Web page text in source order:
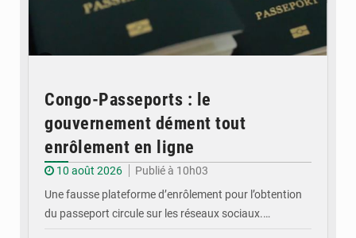
Congo-Passeports : le
gouvernement dément tout
enrôlement en ligne
10 août 2026
Publié à 10h03
Une fausse plateforme d’enrôlement pour l’obtention
du passeport circule sur les réseaux sociaux.…